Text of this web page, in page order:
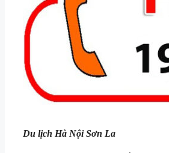
Du lịch Hà Nội Sơn La